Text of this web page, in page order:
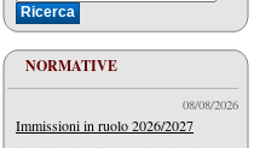
NORMATIVE
08/08/2026
Immissioni in ruolo 2026/2027